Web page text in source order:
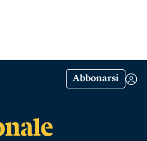
Abbonarsi